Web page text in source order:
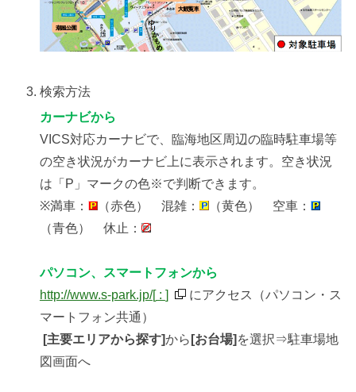
検索方法
カーナビから
VICS対応カーナビで、臨海地区周辺の臨時駐車場等
の空き状況がカーナビ上に表示されます。空き状況
は「P」マークの色※で判断できます。
※満車：
（赤色） 混雑：
（黄色） 空車：
（青色） 休止：
パソコン、スマートフォンから
http://www.s-park.jp/[: ]
にアクセス（パソコン・ス
マートフォン共通）
[主要エリアから探す]から [お台場] を選択⇒駐車場地
図画面へ